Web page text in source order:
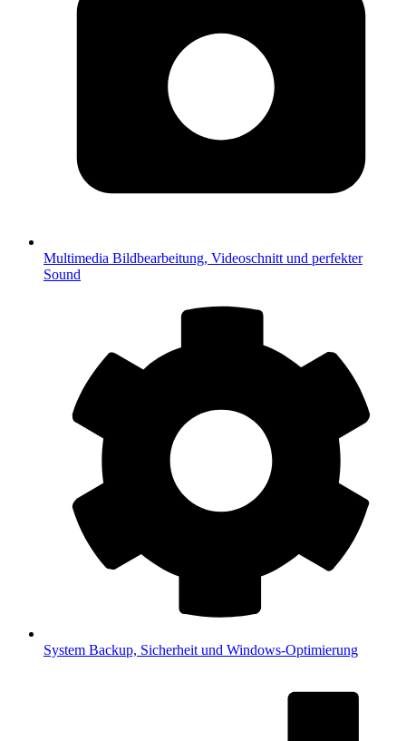
Multimedia Bildbearbeitung, Videoschnitt und perfekter
Sound
System Backup, Sicherheit und Windows-Optimierung